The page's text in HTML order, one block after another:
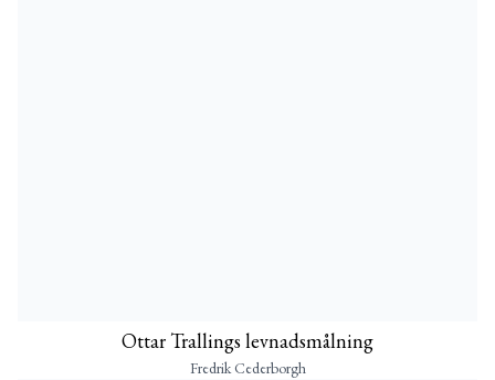
Ottar Trallings levnadsmålning
Fredrik Cederborgh